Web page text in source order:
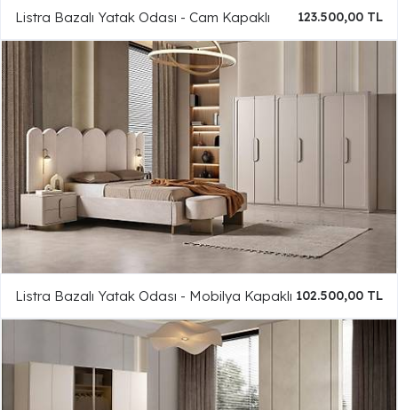
Listra Bazalı Yatak Odası - Cam Kapaklı 123.500,00 TL
Listra Bazalı Yatak Odası - Mobilya Kapaklı 102.500,00 TL